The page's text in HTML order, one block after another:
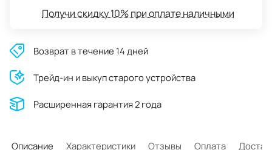
Получи скидку 10% при оплате наличными
Возврат в течение 14 дней
Трейд-ин и выкуп старого устройства
Расширенная гарантия 2 года
Описание Характеристики Отзывы Оплата